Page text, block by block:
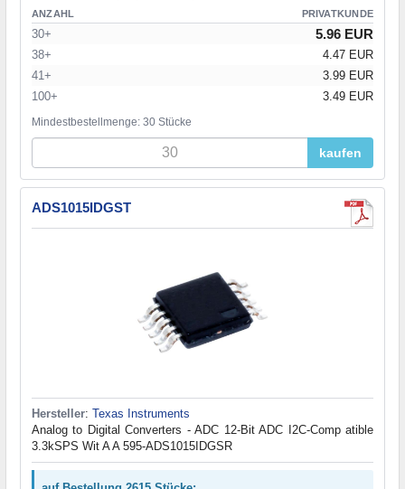
ANZAHL PRIVATKUNDE
30+ 5.96 EUR
38+
4.47 EUR
41+
3.99 EUR
100+
3.49 EUR
Mindestbestellmenge: 30 Stücke
kaufen
ADS1015IDGST
Hersteller: Texas Instruments
Analog to Digital Converters - ADC 12-Bit ADC I2C-Comp atible
3.3kSPS Wit A A 595-ADS1015IDGSR